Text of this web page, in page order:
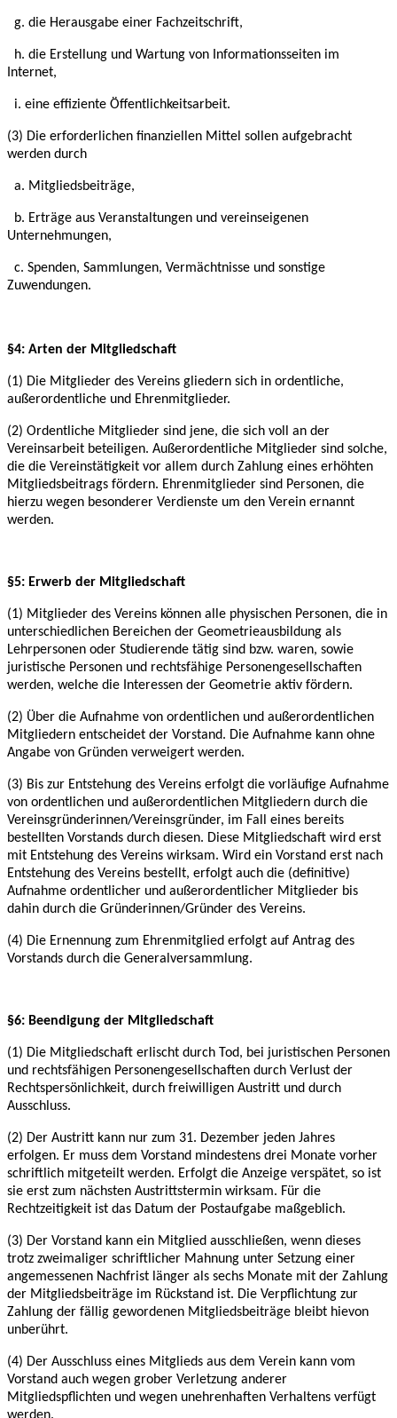
g. die Herausgabe einer Fachzeitschrift,
h. die Erstellung und Wartung von Informationsseiten im
Internet,
i. eine effiziente Öffentlichkeitsarbeit.
(3) Die erforderlichen finanziellen Mittel sollen aufgebracht
werden durch
a. Mitgliedsbeiträge,
b. Erträge aus Veranstaltungen und vereinseigenen
Unternehmungen,
c. Spenden, Sammlungen, Vermächtnisse und sonstige
Zuwendungen.
§4: Arten der Mitgliedschaft
(1) Die Mitglieder des Vereins gliedern sich in ordentliche,
außerordentliche und Ehrenmitglieder.
(2) Ordentliche Mitglieder sind jene, die sich voll an der
Vereinsarbeit beteiligen. Außerordentliche Mitglieder sind solche,
die die Vereinstätigkeit vor allem durch Zahlung eines erhöhten
Mitgliedsbeitrags fördern. Ehrenmitglieder sind Personen, die
hierzu wegen besonderer Verdienste um den Verein ernannt
werden.
§5: Erwerb der Mitgliedschaft
(1) Mitglieder des Vereins können alle physischen Personen, die in
unterschiedlichen Bereichen der Geometrieausbildung als
Lehrpersonen oder Studierende tätig sind bzw. waren, sowie
juristische Personen und rechtsfähige Personengesellschaften
werden, welche die Interessen der Geometrie aktiv fördern.
(2) Über die Aufnahme von ordentlichen und außerordentlichen
Mitgliedern entscheidet der Vorstand. Die Aufnahme kann ohne
Angabe von Gründen verweigert werden.
(3) Bis zur Entstehung des Vereins erfolgt die vorläufige Aufnahme
von ordentlichen und außerordentlichen Mitgliedern durch die
Vereinsgründerinnen/Vereinsgründer, im Fall eines bereits
bestellten Vorstands durch diesen. Diese Mitgliedschaft wird erst
mit Entstehung des Vereins wirksam. Wird ein Vorstand erst nach
Entstehung des Vereins bestellt, erfolgt auch die (definitive)
Aufnahme ordentlicher und außerordentlicher Mitglieder bis
dahin durch die Gründerinnen/Gründer des Vereins.
(4) Die Ernennung zum Ehrenmitglied erfolgt auf Antrag des
Vorstands durch die Generalversammlung.
§6: Beendigung der Mitgliedschaft
(1) Die Mitgliedschaft erlischt durch Tod, bei juristischen Personen
und rechtsfähigen Personengesellschaften durch Verlust der
Rechtspersönlichkeit, durch freiwilligen Austritt und durch
Ausschluss.
(2) Der Austritt kann nur zum 31. Dezember jeden Jahres
erfolgen. Er muss dem Vorstand mindestens drei Monate vorher
schriftlich mitgeteilt werden. Erfolgt die Anzeige verspätet, so ist
sie erst zum nächsten Austrittstermin wirksam. Für die
Rechtzeitigkeit ist das Datum der Postaufgabe maßgeblich.
(3) Der Vorstand kann ein Mitglied ausschließen, wenn dieses
trotz zweimaliger schriftlicher Mahnung unter Setzung einer
angemessenen Nachfrist länger als sechs Monate mit der Zahlung
der Mitgliedsbeiträge im Rückstand ist. Die Verpflichtung zur
Zahlung der fällig gewordenen Mitgliedsbeiträge bleibt hievon
unberührt.
(4) Der Ausschluss eines Mitglieds aus dem Verein kann vom
Vorstand auch wegen grober Verletzung anderer
Mitgliedspflichten und wegen unehrenhaften Verhaltens verfügt